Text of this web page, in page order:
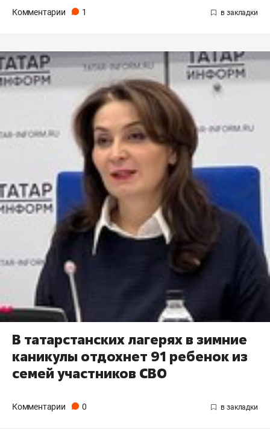
Комментарии 1
В татарстанских лагерях в зимние
каникулы отдохнет 91 ребенок из
семей участников СВО
Комментарии 0